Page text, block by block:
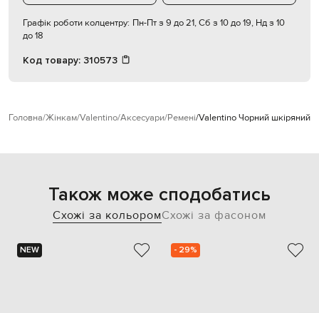
Графік роботи колцентру: Пн-Пт з 9 до 21, Сб з 10 до 19, Нд з 10
до 18
Код товару: 310573
Головна Жінкам Valentino Аксесуари Ремені Valentino Чорний шкіряний
Також може сподобатись
Схожі за кольоромСхожі за фасоном
NEW - 29%